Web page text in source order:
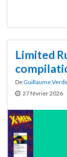
Limited
DeGuillaume
27 février 2026